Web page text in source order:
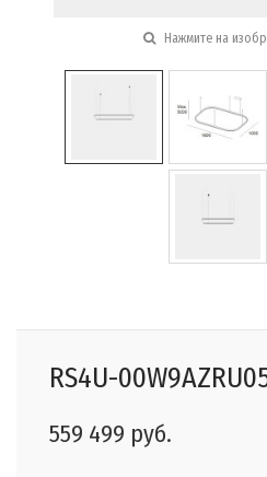
Нажмите на
RS4U-
559 499 руб.